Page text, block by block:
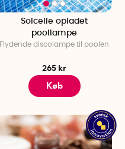
Solcelle opladet
poollampe
Flydende discolampe til poolen
265 kr
Køb